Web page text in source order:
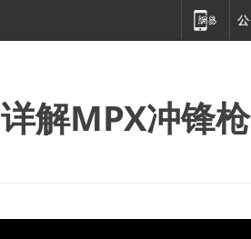
解MPX冲锋枪